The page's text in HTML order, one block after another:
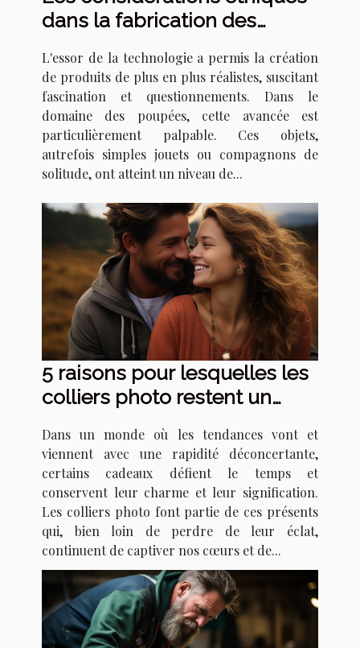
dans la fabrication des
L'essor de la technologie a permis la création
de produits de plus en plus réalistes, suscitant
fascination et questionnements. Dans le
domaine des poupées, cette avancée est
particulièrement palpable. Ces objets,
autrefois simples jouets ou compagnons de
solitude, ont atteint un niveau de...
5 raisons pour lesquelles les
colliers photo restent un
cadeau intemporel
Dans un monde où les tendances vont et
viennent avec une rapidité déconcertante,
certains cadeaux défient le temps et
conservent leur charme et leur signification.
Les colliers photo font partie de ces présents
qui, bien loin de perdre de leur éclat,
continuent de captiver nos cœurs et de...